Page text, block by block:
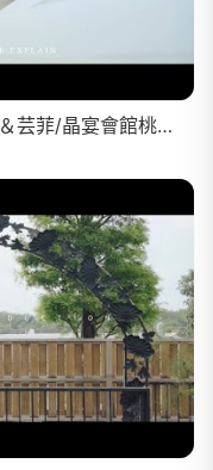
[主錄影] <訂結雙儀式+午宴> 弘璋＆芸菲/晶宴會館桃園館/精華MV